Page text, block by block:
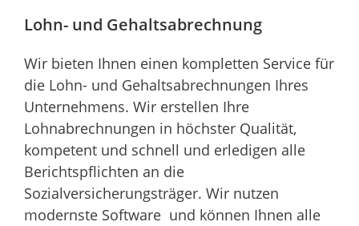
Lohn- und Gehaltsabrechnung
Wir bieten Ihnen einen kompletten Service für
die Lohn- und Gehaltsabrechnungen Ihres
Unternehmens. Wir erstellen Ihre
Lohnabrechnungen in höchster Qualität,
kompetent und schnell und erledigen alle
Berichtspflichten an die
Sozialversicherungsträger. Wir nutzen
modernste Software und können Ihnen alle